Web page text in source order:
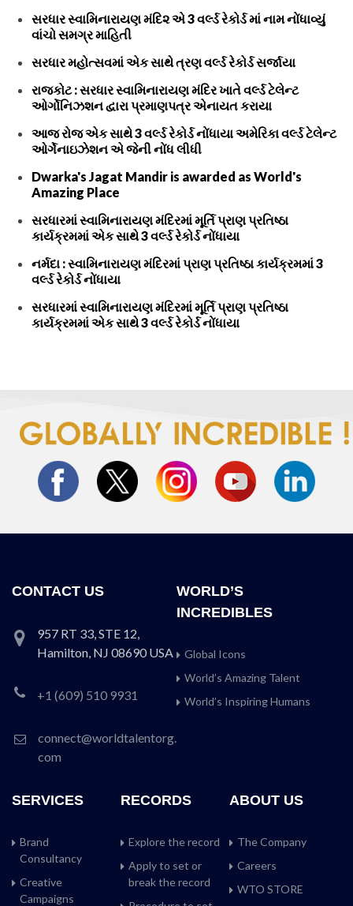
સરધાર સ્વામિનારાયણ મંદિ૨ એ 3 વર્લ્ડ રેકોર્ડ માં નામ નોંધાવ્યું
વાંચો સમગ્ર માહિતી
સરધાર મહોત્સવમાં એક સાથે ત્રણ વર્લ્ડ રેકોર્ડ સર્જાયા
રાજકોટ : સરધાર સ્વામિનારાયણ મંદિર ખાતે વર્લ્ડ ટેલેન્ટ
ઓર્ગોનિઝશન દ્વારા પ્રમાણપત્ર એનાયત કરાયા
આજ રોજ એક સાથે 3 વર્લ્ડ રેકોર્ડ નોંધાયા અમેરિકા વર્લ્ડ ટેલેન્ટ
ઓર્ગેનાઇઝેશન એ જેની નોંધ લીધી
Dwarka's Jagat Mandir is awarded as World's
Amazing Place
સરધારમાં સ્વામિનારાયણ મંદિરમાં મૂર્તિ પ્રાણ પ્રતિષ્ઠા
કાર્યક્રમમાં એક સાથે 3 વર્લ્ડ રેકોર્ડ નોંધાયા
નર્મદા : સ્વામિનારાયણ મંદિરમાં પ્રાણ પ્રતિષ્ઠા કાર્યક્રમમાં 3
વર્લ્ડ રેકોર્ડ નોંધાયા
સરધારમાં સ્વામિનારાયણ મંદિરમાં મૂર્તિ પ્રાણ પ્રતિષ્ઠા
કાર્યક્રમમાં એક સાથે 3 વર્લ્ડ રેકોર્ડ નોંધાયા
CONTACT US
957 RT 33, STE 12,
Hamilton, NJ 08690 USA
+1 (609) 510 9931
connect@worldtalentorg.
com
WORLD’S
INCREDIBLES
Global Icons
World’s Amazing Talent
World’s Inspiring Humans
SERVICES
Brand
Consultancy
Creative
Campaigns
RECORDS
Explore the record
Apply to set or
break the record
ABOUT US
The Company
Careers
WTO STORE